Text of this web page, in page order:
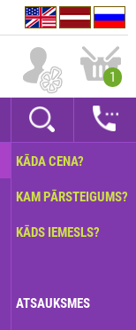
1
KĀDA CENA?
KAM PĀRSTEIGUMS?
KĀDS IEMESLS?
ATSAUKSMES